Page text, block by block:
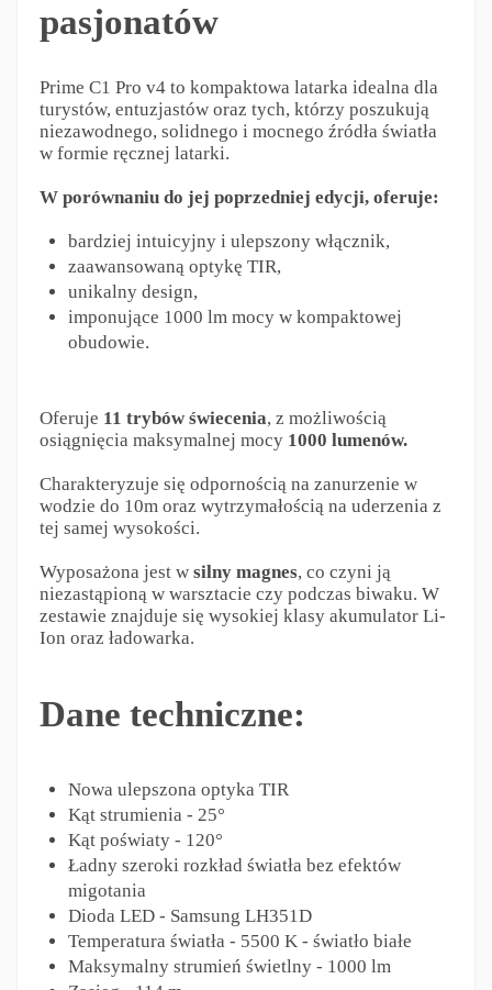
pasjonatów
Prime C1 Pro v4 to kompaktowa latarka idealna dla
turystów, entuzjastów oraz tych, którzy poszukują
niezawodnego, solidnego i mocnego źródła światła
w formie ręcznej latarki.
W porównaniu do jej poprzedniej edycji, oferuje:
bardziej intuicyjny i ulepszony włącznik,
zaawansowaną optykę TIR,
unikalny design,
imponujące 1000 lm mocy w kompaktowej
obudowie.
Oferuje 11 trybów świecenia, z możliwością
osiągnięcia maksymalnej mocy 1000 lumenów.
Charakteryzuje się odpornością na zanurzenie w
wodzie do 10m oraz wytrzymałością na uderzenia z
tej samej wysokości.
Wyposażona jest w silny magnes, co czyni ją
niezastąpioną w warsztacie czy podczas biwaku. W
zestawie znajduje się wysokiej klasy akumulator Li-
Ion oraz ładowarka.
Dane techniczne:
Nowa ulepszona optyka TIR
Kąt strumienia - 25°
Kąt poświaty - 120°
Ładny szeroki rozkład światła bez efektów
migotania
Dioda LED - Samsung LH351D
Temperatura światła - 5500 K - światło białe
Maksymalny strumień świetlny - 1000 lm